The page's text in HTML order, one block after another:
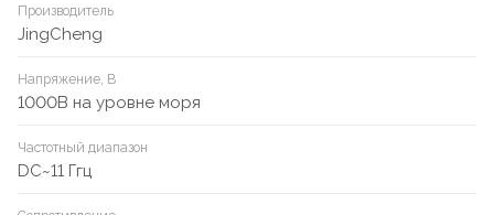
Производитель
JingCheng
Напряжение, В
1000В на уровне моря
Частотный диапазон
DC~11 Ггц